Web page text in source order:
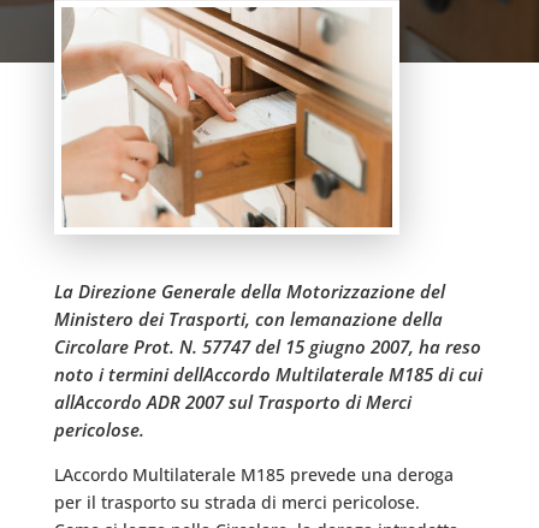
La Direzione Generale della Motorizzazione del
Ministero dei Trasporti, con lemanazione della
Circolare Prot. N. 57747 del 15 giugno 2007, ha reso
noto i termini dellAccordo Multilaterale M185 di cui
allAccordo ADR 2007 sul Trasporto di Merci
pericolose.
LAccordo Multilaterale M185 prevede una deroga
per il trasporto su strada di merci pericolose.